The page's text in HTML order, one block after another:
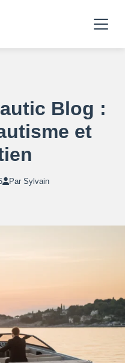
Blog :
et
Par Sylvain